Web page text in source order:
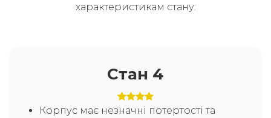
характеристикам стану:
Стан 4
Корпус має незначні потертості та